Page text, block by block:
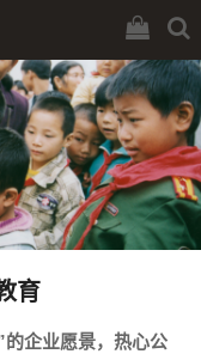
育
企业愿景，热心公